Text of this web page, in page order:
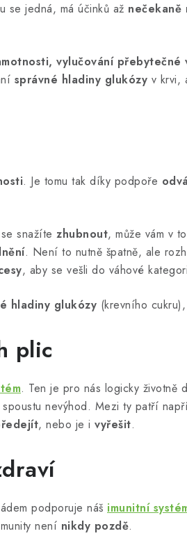
se jedná, má účinků až nečekaně
vylučování přebytečné
správné hladiny glukózy v krvi,
. Je tomu tak díky podpoře
snažíte zhubnout, může vám v
. Není to nutně špatně, ale
, aby se vešli do váhové
hladiny glukózy (krevního
plic
. Ten je pro nás logicky životně
nevýhod. Mezi ty patří
, nebo je i vyřešit.
podporuje náš imunitní
není nikdy pozdě.